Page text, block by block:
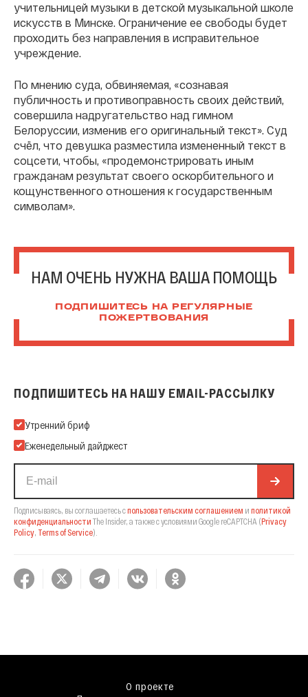
учительницей музыки в детской музыкальной школе
искусств в Минске. Ограничение ее свободы будет
проходить без направления в исправительное
учреждение.
По мнению суда, обвиняемая, «сознавая
публичность и противоправность своих действий,
совершила надругательство над гимном
Белоруссии, изменив его оригинальный текст». Суд
счёл, что девушка разместила измененный текст в
соцсети, чтобы, «продемонстрировать иным
гражданам результат своего оскорбительного и
кощунственного отношения к государственным
символам».
НАМ ОЧЕНЬ НУЖНА ВАША ПОМОЩЬ
ПОДПИШИТЕСЬ НА РЕГУЛЯРНЫЕ
ПОЖЕРТВОВАНИЯ
ПОДПИШИТЕСЬ НА НАШУ EMAIL-РАССЫЛКУ
Подпишитесь на нашу Email-рассылку
Утренний бриф
Еженедельный дайджест
Подписываясь, вы соглашаетесь спользовательским соглашением и политикой
конфиденциальности The Insider, а также с условиями Google reCAPTCHA (Privacy
Policy, Terms of Service).
О проекте